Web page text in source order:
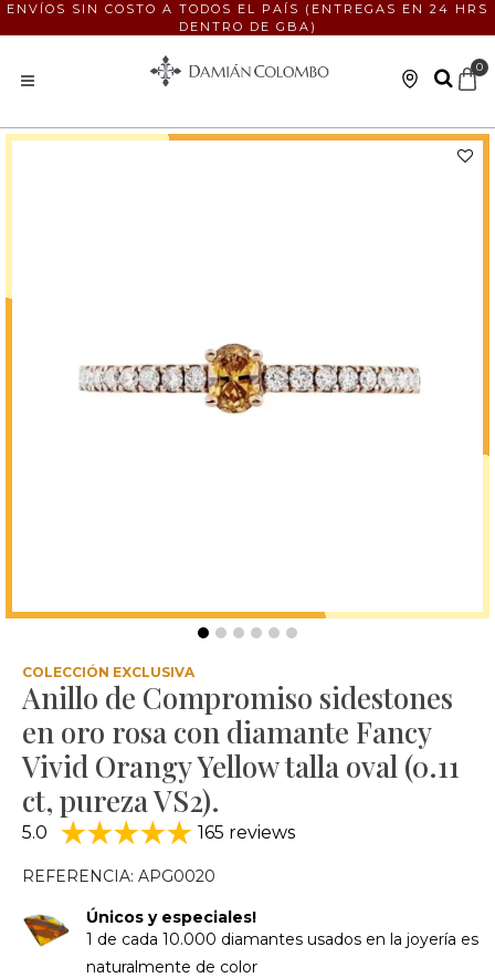
ENVÍOS SIN COSTO A TODOS EL PAÍS (ENTREGAS EN 24 HRS
DENTRO DE GBA)
0
COLECCIÓN EXCLUSIVA
Anillo de Compromiso sidestones
en oro rosa con diamante Fancy
Vivid Orangy Yellow talla oval (0.11
ct, pureza VS2).
5.0 165 reviews
REFERENCIA: APG0020
Únicos y especiales!
1 de cada 10.000 diamantes usados en la joyería es
naturalmente de color